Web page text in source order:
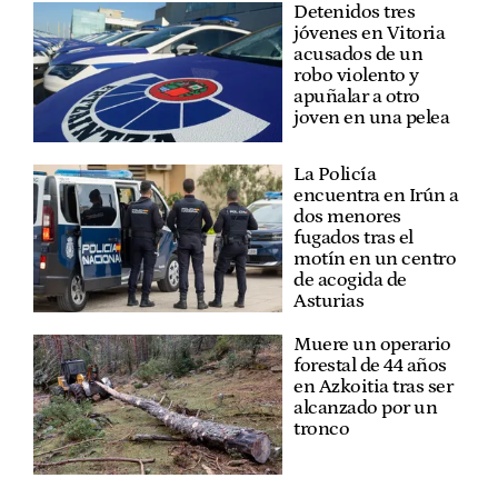
Detenidos tres
jóvenes en Vitoria
acusados de un
robo violento y
apuñalar a otro
joven en una pelea
La Policía
encuentra en Irún a
dos menores
fugados tras el
motín en un centro
de acogida de
Asturias
Muere un operario
forestal de 44 años
en Azkoitia tras ser
alcanzado por un
tronco